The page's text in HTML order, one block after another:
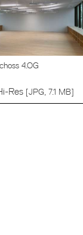
4.OG
Res [JPG, 7.1 MB]